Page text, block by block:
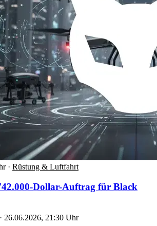
· Rüstung & Luftfahrt
Dollar-Auftrag für Black
· 26.06.2026, 21:30 Uhr